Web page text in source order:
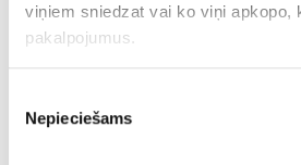
viņiem sniedzat vai ko viņi apkopo,
pakalpojumus.
izvēle
Nepieciešams